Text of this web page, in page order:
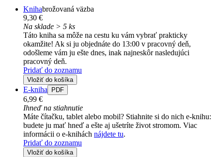
Knihabrožovaná väzba
9,30 €
Na sklade > 5 ks
Táto kniha sa môže na cestu ku vám vybrať prakticky
okamžite! Ak si ju objednáte do 13:00 v pracovný deň,
odošleme vám ju ešte dnes, inak najneskôr nasledujúci
pracovný deň.
Pridať do zoznamu
Vložiť do košíka
E-kniha PDF
6,99 €
Ihneď na stiahnutie
Máte čítačku, tablet alebo mobil? Stiahnite si do nich e-knihu:
budete ju mať hneď a ešte aj ušetríte život stromom. Viac
informácii o e-knihách nájdete tu.
Pridať do zoznamu
Vložiť do košíka